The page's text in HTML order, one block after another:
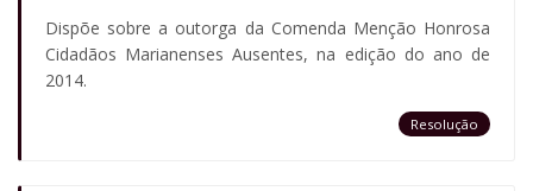
Dispõe sobre a outorga da Comenda Menção Honrosa
Cidadãos Marianenses Ausentes, na edição do ano de
2014.
Resolução